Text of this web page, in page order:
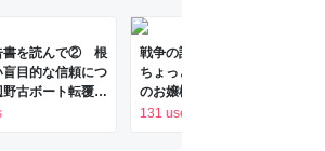
書を読んで② 根
盲目的な信頼につ
野古ボート転覆事
戦争の話になると、祖母は
ちょっと口を噤む… 豪農
のお嬢様だったのでだいぶ
儲かった上に兄弟は近衛兵
131 users